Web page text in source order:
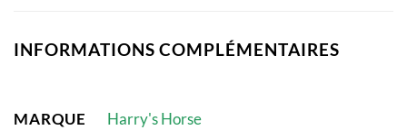
INFORMATIONS COMPLÉMENTAIRES
MARQUE Harry's Horse